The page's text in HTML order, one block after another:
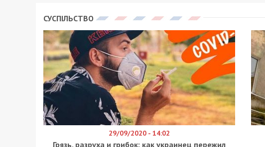
СУСПІЛЬСТВО
29/09/2020 - 14:02
Грязь, разруха и грибок: как украинец пережил